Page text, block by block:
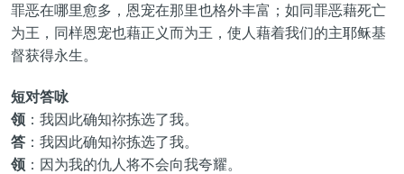
罪恶在哪里愈多，恩宠在那里也格外丰富；如同罪恶藉死亡
为王，同样恩宠也藉正义而为王，使人藉着我们的主耶稣基
督获得永生。
短对答咏
领：我因此确知祢拣选了我。
答：我因此确知祢拣选了我。
领：因为我的仇人将不会向我夸耀。